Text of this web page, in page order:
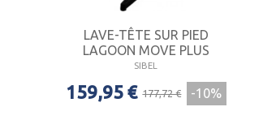
LAVE-TÊTE SUR PIED
LAGOON MOVE PLUS
SIBEL
159,95 € 177,72 € -10%